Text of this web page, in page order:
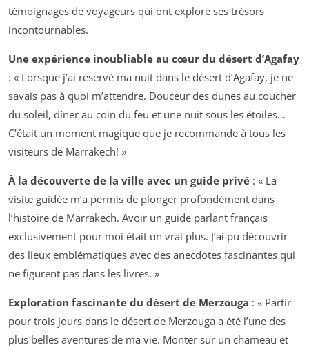
témoignages de voyageurs qui ont exploré ses trésors
incontournables.
Une expérience inoubliable au cœur du désert d’Agafay
: « Lorsque j’ai réservé ma nuit dans le désert d’Agafay, je ne
savais pas à quoi m’attendre. Douceur des dunes au coucher
du soleil, dîner au coin du feu et une nuit sous les étoiles…
C’était un moment magique que je recommande à tous les
visiteurs de Marrakech! »
À la découverte de la ville avec un guide privé : « La
visite guidée m’a permis de plonger profondément dans
l’histoire de Marrakech. Avoir un guide parlant français
exclusivement pour moi était un vrai plus. J’ai pu découvrir
des lieux emblématiques avec des anecdotes fascinantes qui
ne figurent pas dans les livres. »
Exploration fascinante du désert de Merzouga : « Partir
pour trois jours dans le désert de Merzouga a été l’une des
plus belles aventures de ma vie. Monter sur un chameau et